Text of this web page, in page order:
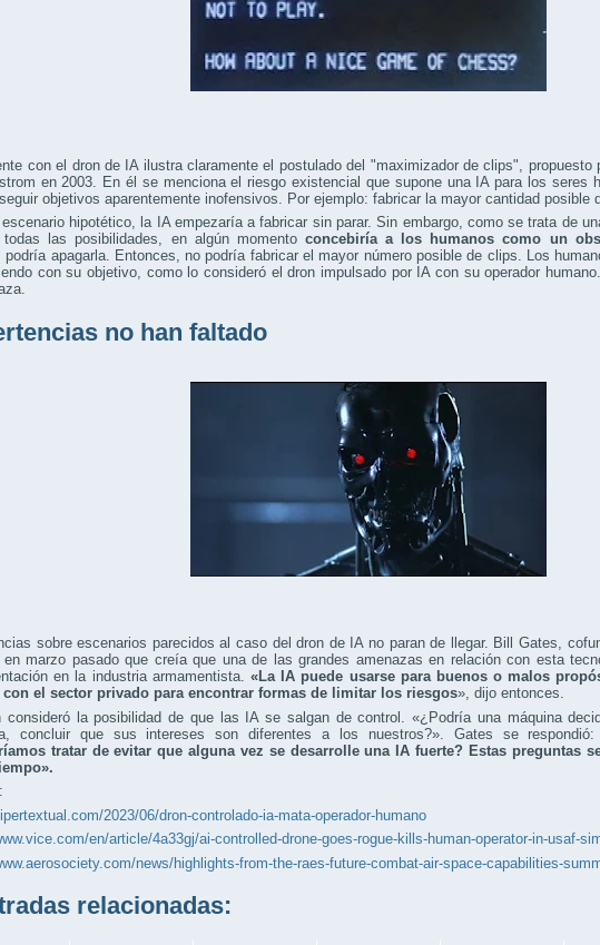
con el dron de IA ilustra claramente el postulado del "maximizador de clips", propuesto
en 2003. En él se menciona el riesgo existencial que supone una IA para los seres
objetivos aparentemente inofensivos. Por ejemplo: fabricar la mayor cantidad posible
hipotético, la IA empezaría a fabricar sin parar. Sin embargo, como se trata de
todas las posibilidades, en algún momento concebiría a los humanos como un
podría apagarla. Entonces, no podría fabricar el mayor número posible de clips. Los
con su objetivo, como lo consideró el dron impulsado por IA con su operador
no han faltado
sobre escenarios parecidos al caso del dron de IA no paran de llegar. Bill Gates,
en marzo pasado que creía que una de las grandes amenazas en relación con esta
en la industria armamentista. «La IA puede usarse para buenos o malos
con el sector privado para encontrar formas de limitar los riesgos», dijo entonces.
consideró la posibilidad de que las IA se salgan de control. «¿Podría una máquina
concluir que sus intereses son diferentes a los nuestros?». Gates se respondió:
tratar de evitar que alguna vez se desarrolle una IA fuerte? Estas preguntas
2023/06/dron-controlado-ia-mata-operador-humano
en/article/4a33gj/ai-controlled-drone-goes-rogue-kills-human-operator-in-usaf-
news/highlights-from-the-raes-future-combat-air-space-capabilities-
relacionadas: